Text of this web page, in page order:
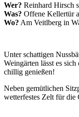
Wer? Reinhard Hirsch
Was? Offene Kellertür
Wo? Am Veitlberg in
Unter schattigen
Weingärten lässt es
chillig genießen!
Neben gemütlichen
wetterfestes Zelt für die